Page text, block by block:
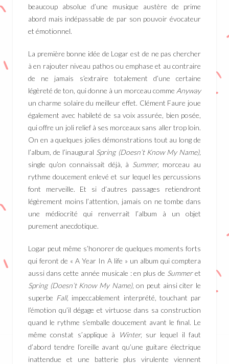
beaucoup absolue d’une musique austère de prime
abord mais indépassable de par son pouvoir évocateur
et émotionnel.
La première bonne idée de Logar est de ne pas chercher
à en rajouter niveau pathos ou emphase et au contraire
de ne jamais s’extraire totalement d’une certaine
légèreté de ton, qui donne à un morceau comme Anyway
un charme solaire du meilleur effet. Clément Faure joue
également avec habileté de sa voix assurée, bien posée,
qui offre un joli relief à ses morceaux sans aller trop loin.
On en a quelques jolies démonstrations tout au long de
l’album, de l’inaugural Spring (Doesn’t Know My Name),
single qu’on connaissait déjà, à Summer, morceau au
rythme doucement enlevé et sur lequel les percussions
font merveille. Et si d’autres passages retiendront
légèrement moins l’attention, jamais on ne tombe dans
une médiocrité qui renverrait l’album à un objet
purement anecdotique.
Logar peut même s’honorer de quelques moments forts
qui feront de « A Year In A life » un album qui comptera
aussi dans cette année musicale : en plus de Summeret
Spring (Doesn’t Know My Name),on peut ainsi citer le
superbe Fall, impeccablement interprété, touchant par
l’émotion qu’il dégage et virtuose dans sa construction
quand le rythme s’emballe doucement avant le final. Le
même constat s’applique à
Winter, sur lequel il faut
d’abord tendre l’oreille avant qu’une guitare électrique
inattendue et une batterie plus virulente viennent